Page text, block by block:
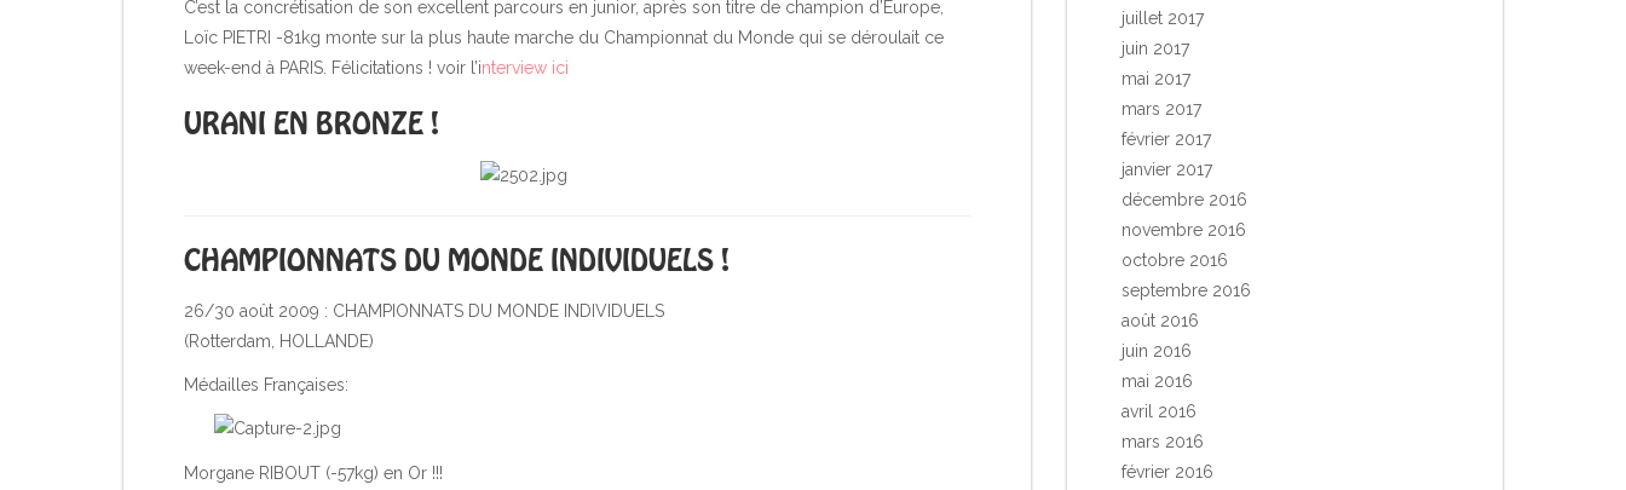
C’est la concrétisation de son excellent parcours en junior, après son titre de champion d’Europe,
Loïc PIETRI -81kg monte sur la plus haute marche du Championnat du Monde qui se déroulait ce
week-end à PARIS. Félicitations ! voir l’interview ici
URANI EN BRONZE !
CHAMPIONNATS DU MONDE INDIVIDUELS !
26/30 août 2009 : CHAMPIONNATS DU MONDE INDIVIDUELS
(Rotterdam, HOLLANDE)
Médailles Françaises:
Morgane RIBOUT (-57kg) en Or !!!
juillet 2017
juin 2017
mai 2017
mars 2017
février 2017
janvier 2017
décembre 2016
novembre 2016
octobre 2016
septembre 2016
août 2016
juin 2016
mai 2016
avril 2016
mars 2016
février 2016